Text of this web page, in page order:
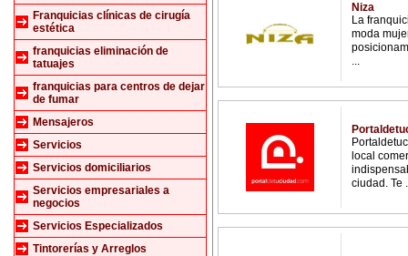
Franquicias clínicas de cirugía
estética
franquicias eliminación de
tatuajes
franquicias para centros de dejar
de fumar
Mensajeros
Servicios
Servicios domiciliarios
Servicios empresariales a
negocios
Servicios Especializados
Tintorerías y Arreglos
Niza
La
moda
...
local
ciudad. Te